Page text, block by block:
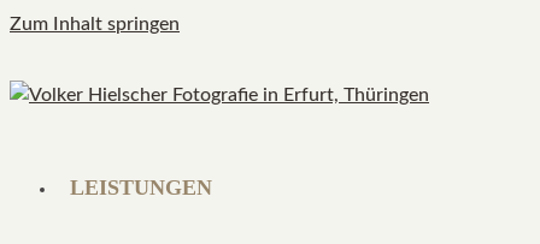
Zum Inhalt springen
LEISTUNGEN